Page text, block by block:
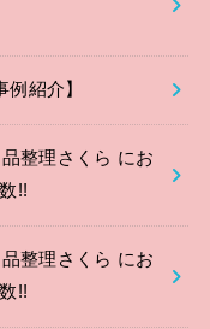
紹介】
整理さくら にお
!!
整理さくら にお
!!